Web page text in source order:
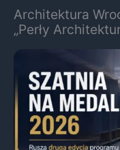
Architektura
„Perły